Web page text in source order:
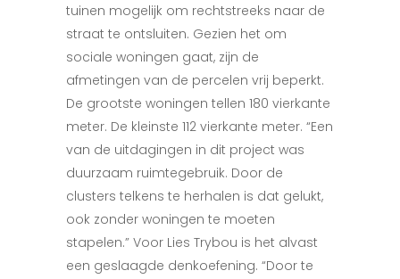
tuinen mogelijk om rechtstreeks naar de
straat te ontsluiten. Gezien het om
sociale woningen gaat, zijn de
afmetingen van de percelen vrij beperkt.
De grootste woningen tellen 180 vierkante
meter. De kleinste 112 vierkante meter. “Een
van de uitdagingen in dit project was
duurzaam ruimtegebruik. Door de
clusters telkens te herhalen is dat gelukt,
ook zonder woningen te moeten
stapelen.” Voor Lies Trybou is het alvast
een geslaagde denkoefening. “Door te